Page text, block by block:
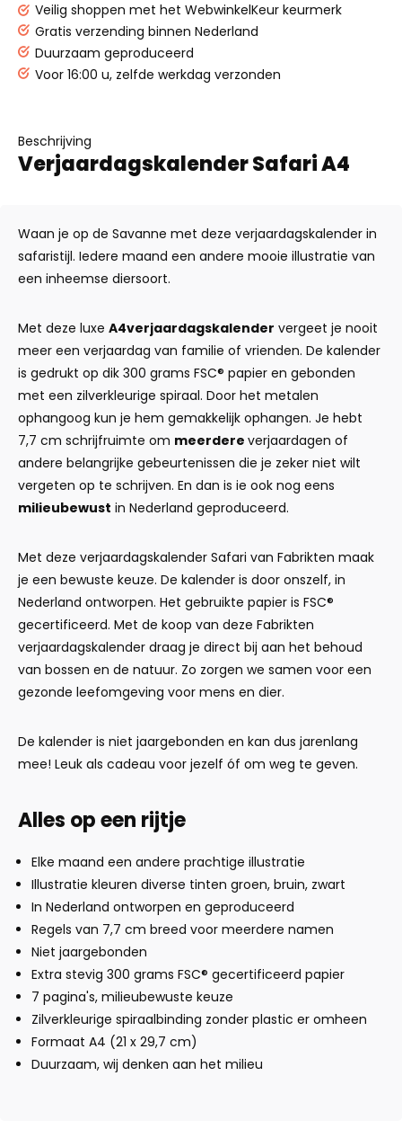
Veilig shoppen met het WebwinkelKeur keurmerk
Gratis verzending binnen Nederland
Duurzaam geproduceerd
Voor 16:00 u, zelfde werkdag verzonden
Beschrijving
Verjaardagskalender Safari A4
Waan je op de Savanne met deze verjaardagskalender in
safaristijl. Iedere maand een andere mooie illustratie van
een inheemse diersoort.
Met deze luxe A4verjaardagskalender vergeet je nooit
meer een verjaardag van familie of vrienden. De kalender
is gedrukt op dik 300 grams FSC® papier en gebonden
met een zilverkleurige spiraal. Door het metalen
ophangoog kun je hem gemakkelijk ophangen. Je hebt
7,7 cm schrijfruimte om meerdere verjaardagen of
andere belangrijke gebeurtenissen die je zeker niet wilt
vergeten op te schrijven. En dan is ie ook nog eens
milieubewust in Nederland geproduceerd.
Met deze verjaardagskalender Safari van Fabrikten maak
je een bewuste keuze. De kalender is door onszelf, in
Nederland ontworpen. Het gebruikte papier is FSC®
gecertificeerd. Met de koop van deze Fabrikten
verjaardagskalender draag je direct bij aan het behoud
van bossen en de natuur. Zo zorgen we samen voor een
gezonde leefomgeving voor mens en dier.
De kalender is niet jaargebonden en kan dus jarenlang
mee! Leuk als cadeau voor jezelf óf om weg te geven.
Alles op een rijtje
Elke maand een andere prachtige illustratie
Illustratie kleuren diverse tinten groen, bruin, zwart
In Nederland ontworpen en geproduceerd
Regels van 7,7 cm breed voor meerdere namen
Niet jaargebonden
Extra stevig 300 grams FSC® gecertificeerd papier
7 pagina's, milieubewuste keuze
Zilverkleurige spiraalbinding zonder plastic er omheen
Formaat A4 (21 x 29,7 cm)
Duurzaam, wij denken aan het milieu